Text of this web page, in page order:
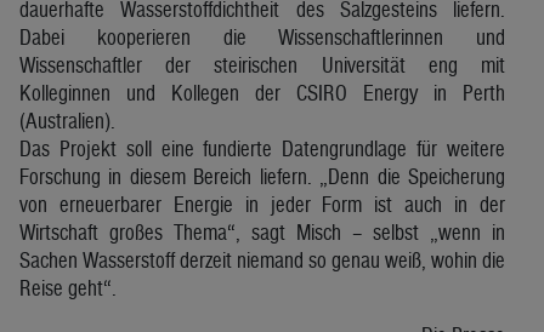
dauerhafte Wasserstoffdichtheit des Salzgesteins liefern.
Dabei kooperieren die Wissenschaftlerinnen und
Wissenschaftler der steirischen Universität eng mit
Kolleginnen und Kollegen der CSIRO Energy in Perth
(Australien).
Das Projekt soll eine fundierte Datengrundlage für weitere
Forschung in diesem Bereich liefern. „Denn die Speicherung
von erneuerbarer Energie in jeder Form ist auch in der
Wirtschaft großes Thema“, sagt Misch – selbst „wenn in
Sachen Wasserstoff derzeit niemand so genau weiß, wohin die
Reise geht“.